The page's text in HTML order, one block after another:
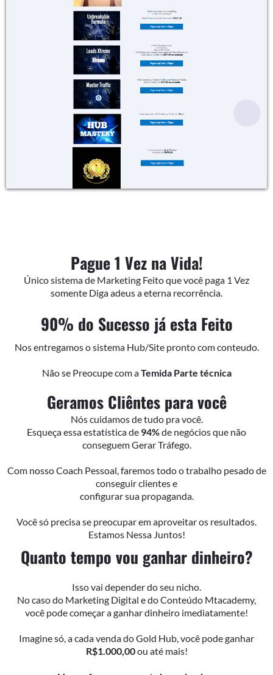
Pague 1 Vez na Vida!
Único sistema de Marketing Feito que você paga 1 Vez
somente Diga adeus a eterna recorrência.
90% do Sucesso já esta Feito
Nos entregamos o sistema Hub/Site pronto com conteudo.
Não se Preocupe com aTemida Parte técnica
Geramos Cliêntes para você
Nós cuidamos de tudo pra você.
Esqueça essa estatística de 94%de negócios que não
conseguem Gerar Tráfego.
Com nosso Coach Pessoal, faremos todo o trabalho pesado de
conseguir clientes e
configurar sua propaganda.
Você só precisa se preocupar em aproveitar os resultados.
Estamos Nessa Juntos!
Quanto tempo vou ganhar dinheiro?
Isso vai depender do seu nicho.
No caso do Marketing Digital e do Conteúdo Mtacademy,
você pode começar a ganhar dinheiro imediatamente!
Imagine só, a cada venda do Gold Hub, você pode ganhar
R$1.000,00ou até mais!